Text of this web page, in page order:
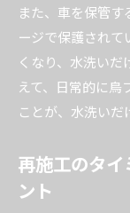
また、車を保管
ージで保護されて
くなり、水洗い
えて、日常的に鳥
ことが、水洗いだ
再施工のタ
ント